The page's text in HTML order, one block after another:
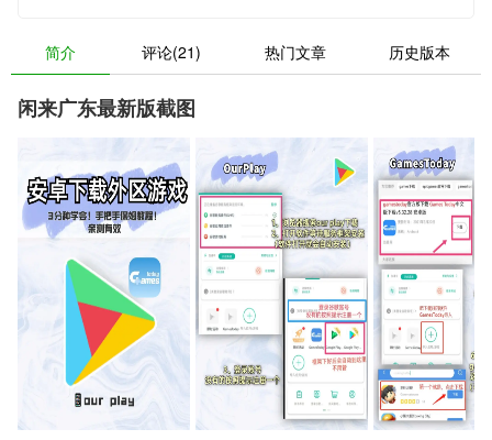
简介 评论(21) 热门文章 历史版本
闲来广东最新版截图